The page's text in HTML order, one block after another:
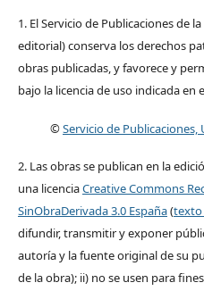
1. El Servicio de Publicaciones de
editorial) conserva los derechos
obras publicadas, y favorece y
bajo la licencia de uso indicada en
©Servicio de
2. Las obras se publican en la
una licenciaCreative Commons
SinObraDerivada 3.0 España(texto
difundir, transmitir y exponer
autoría y la fuente original de su
de la obra); ii) no se usen para